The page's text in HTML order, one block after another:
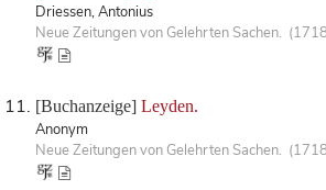
Driessen, Antonius
Neue Zeitungen von Gelehrten Sachen.
[Buchanzeige] Leyden.
Anonym
Neue Zeitungen von Gelehrten Sachen.